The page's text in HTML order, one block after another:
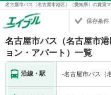
保存条件
名古屋市バス（名古屋市
ョン・アパート）一覧
沿線・駅 -名古屋市バス（